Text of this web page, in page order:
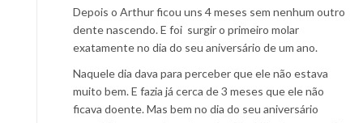
Depois o Arthur ficou uns 4 meses sem nenhum outro
dente nascendo. E foi surgir o primeiro molar
exatamente no dia do seu aniversário de um ano.
Naquele dia dava para perceber que ele não estava
muito bem. E fazia já cerca de 3 meses que ele não
ficava doente. Mas bem no dia do seu aniversário